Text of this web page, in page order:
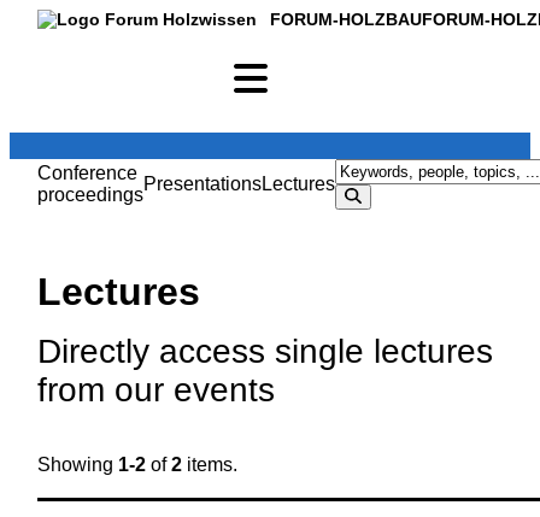
FORUM-HOLZBAUFORUM-
Conference
proceedings
PresentationsLectures
Lectures
Directly access single lectures
from our events
Showing 1-2 of2 items.